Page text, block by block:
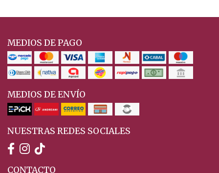
MEDIOS DE PAGO
MEDIOS DE ENVÍO
NUESTRAS REDES SOCIALES
CONTACTO